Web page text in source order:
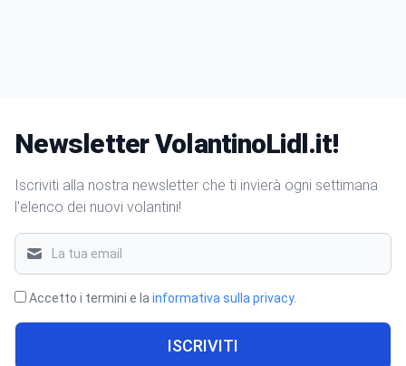
Newsletter VolantinoLidl.it!
Iscriviti alla nostra newsletter che ti invierà ogni settimana
l'elenco dei nuovi volantini!
Accetto i termini e lainformativa sulla privacy.
ISCRIVITI